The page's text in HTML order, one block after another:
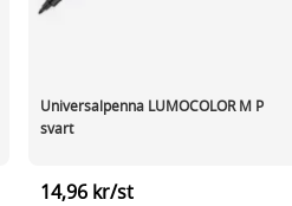
Universalpenna LUMOCOLOR M P
svart
14,96 kr/st